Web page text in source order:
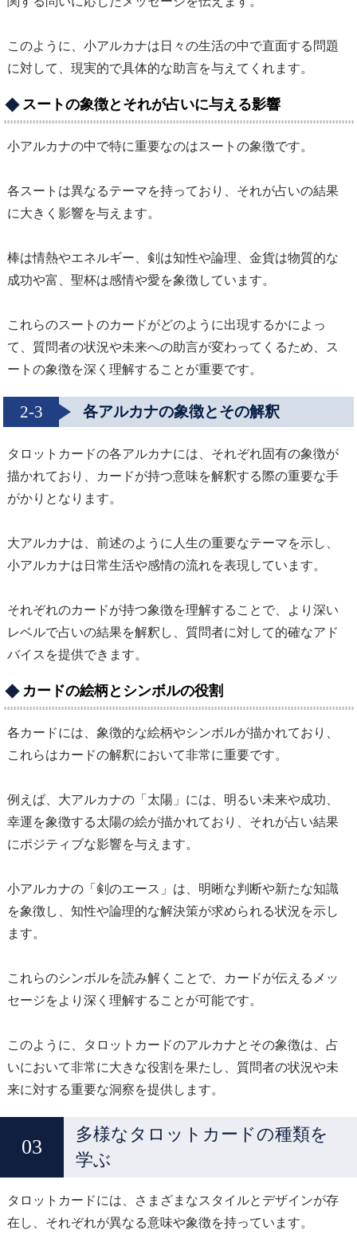
このように、小アルカナは日々の生活の中で直面する問題
に対して、現実的で具体的な助言を与えてくれます。
スートの象徴とそれが占いに与える影響
小アルカナの中で特に重要なのはスートの象徴です。
各スートは異なるテーマを持っており、それが占いの結果
に大きく影響を与えます。
棒は情熱やエネルギー、剣は知性や論理、金貨は物質的な
成功や富、聖杯は感情や愛を象徴しています。
これらのスートのカードがどのように出現するかによっ
て、質問者の状況や未来への助言が変わってくるため、ス
ートの象徴を深く理解することが重要です。
2-3 各アルカナの象徴とその解釈
タロットカードの各アルカナには、それぞれ固有の象徴が
描かれており、カードが持つ意味を解釈する際の重要な手
がかりとなります。
大アルカナは、前述のように人生の重要なテーマを示し、
小アルカナは日常生活や感情の流れを表現しています。
それぞれのカードが持つ象徴を理解することで、より深い
レベルで占いの結果を解釈し、質問者に対して的確なアド
バイスを提供できます。
カードの絵柄とシンボルの役割
各カードには、象徴的な絵柄やシンボルが描かれており、
これらはカードの解釈において非常に重要です。
例えば、大アルカナの「太陽」には、明るい未来や成功、
幸運を象徴する太陽の絵が描かれており、それが占い結果
にポジティブな影響を与えます。
小アルカナの「剣のエース」は、明晰な判断や新たな知識
を象徴し、知性や論理的な解決策が求められる状況を示し
ます。
これらのシンボルを読み解くことで、カードが伝えるメッ
セージをより深く理解することが可能です。
このように、タロットカードのアルカナとその象徴は、占
いにおいて非常に大きな役割を果たし、質問者の状況や未
来に対する重要な洞察を提供します。
多様なタロットカードの種類を
学ぶ
タロットカードには、さまざまなスタイルとデザインが存
在し、それぞれが異なる意味や象徴を持っています。